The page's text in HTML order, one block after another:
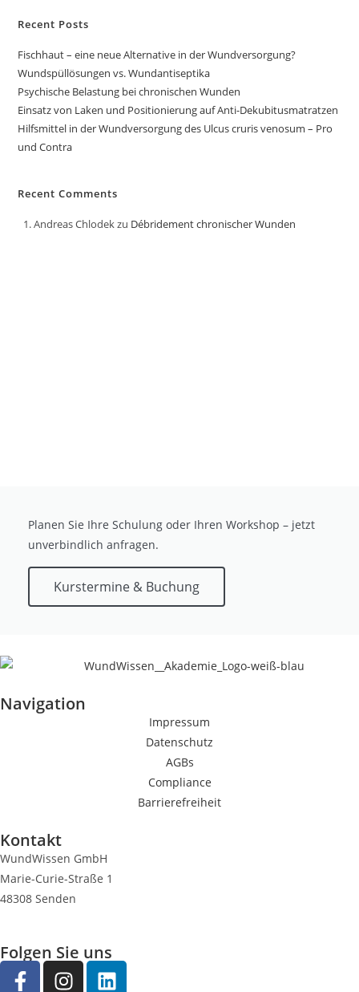
Recent Posts
Fischhaut – eine neue Alternative in der Wundversorgung?
Wundspüllösungen vs. Wundantiseptika
Psychische Belastung bei chronischen Wunden
Einsatz von Laken und Positionierung auf Anti-Dekubitusmatratzen
Hilfsmittel in der Wundversorgung des Ulcus cruris venosum – Pro
und Contra
Recent Comments
Andreas Chlodek zu Débridement chronischer Wunden
Planen Sie Ihre Schulung oder Ihren Workshop – jetzt
unverbindlich anfragen.
Kurstermine & Buchung
Navigation
Impressum
Datenschutz
AGBs
Compliance
Barrierefreiheit
Kontakt
WundWissen GmbH
Marie-Curie-Straße 1
48308 Senden
Folgen Sie uns